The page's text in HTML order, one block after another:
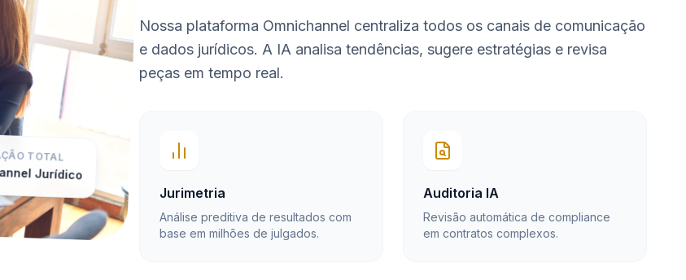
TOTAL
Jurídico
Nossa plataforma Omnichannel centraliza todos os canais de comunicação
e dados jurídicos. A IA analisa tendências, sugere estratégias e revisa
peças em tempo real.
Jurimetria
Análise preditiva de resultados com
base em milhões de julgados.
Auditoria IA
Revisão automática de compliance
em contratos complexos.